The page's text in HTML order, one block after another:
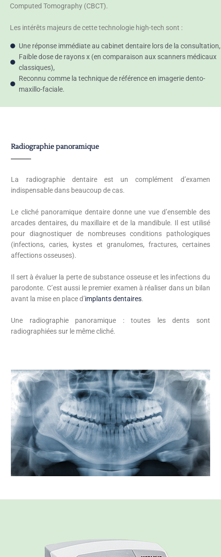
Computed Tomography (CBCT).
Les intérêts majeurs de cette technologie high-tech sont :
Une réponse immédiate au cabinet dentaire lors de la consultation,
Faible dose de rayons x (en comparaison aux scanners médicaux
classiques),
Reconnu comme la technique de référence en imagerie dento-
maxillo-faciale.
Radiographie panoramique
La radiographie dentaire est un complément d’examen
indispensable dans beaucoup de cas.
Le cliché panoramique dentaire donne une vue d’ensemble des
arcades dentaires, du maxillaire et de la mandibule. Il est utilisé
pour diagnostiquer de nombreuses conditions pathologiques
(infections, caries, kystes et granulomes, fractures, certaines
affections osseuses).
Il sert à évaluer la perte de substance osseuse et les infections du
parodonte. C’est aussi le premier examen à réaliser dans un bilan
avant la mise en place d’implants dentaires.
Une radiographie panoramique : toutes les dents sont
radiographiées sur le même cliché.